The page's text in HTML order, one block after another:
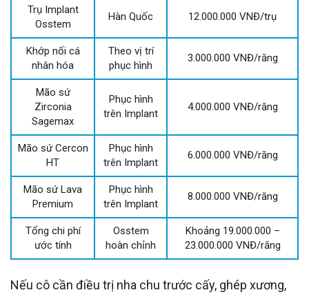
Trụ Implant
Osstem
Hàn Quốc 12.000.000 VNĐ/trụ
Khớp nối cá
nhân hóa
Theo vị trí
phục hình
3.000.000 VNĐ/răng
Mão sứ
Zirconia
Sagemax
Phục hình
trên Implant
4.000.000 VNĐ/răng
Mão sứ Cercon
HT
Phục hình
trên Implant
6.000.000 VNĐ/răng
Mão sứ Lava
Premium
Phục hình
trên Implant
8.000.000 VNĐ/răng
Tổng chi phí
ước tính
Osstem
hoàn chỉnh
Khoảng 19.000.000 –
23.000.000 VNĐ/răng
Nếu cô cần điều trị nha chu trước cấy, ghép xương,